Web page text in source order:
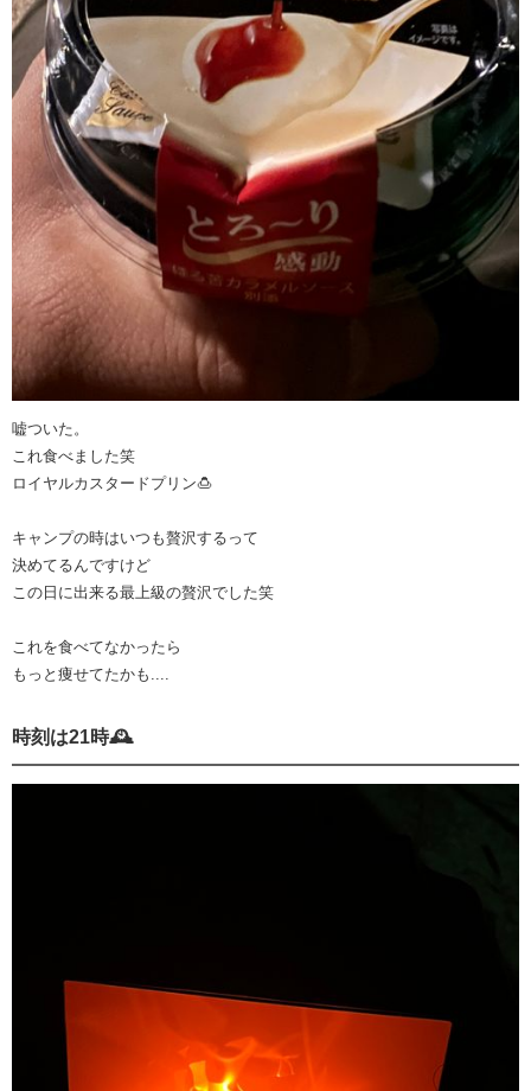
嘘ついた。
これ食べました笑
ロイヤルカスタードプリン🍮
キャンプの時はいつも贅沢するって
決めてるんですけど
この日に出来る最上級の贅沢でした笑
これを食べてなかったら
もっと痩せてたかも....
時刻は21時🕰️